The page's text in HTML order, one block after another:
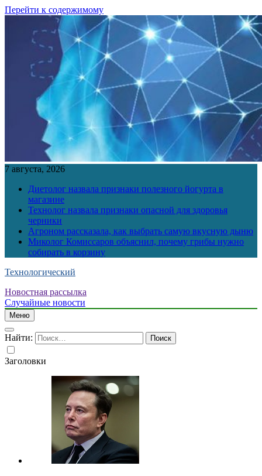
Перейти к содержимому
7 августа, 2026
Диетолог назвала признаки полезного йогурта в
магазине
Технолог назвала признаки опасной для здоровья
черники
Агроном рассказала, как выбрать самую вкусную дыню
Миколог Комиссаров объяснил, почему грибы нужно
собирать в корзину
Технологический
Новостная рассылка
Случайные новости
Меню
Найти:
Заголовки